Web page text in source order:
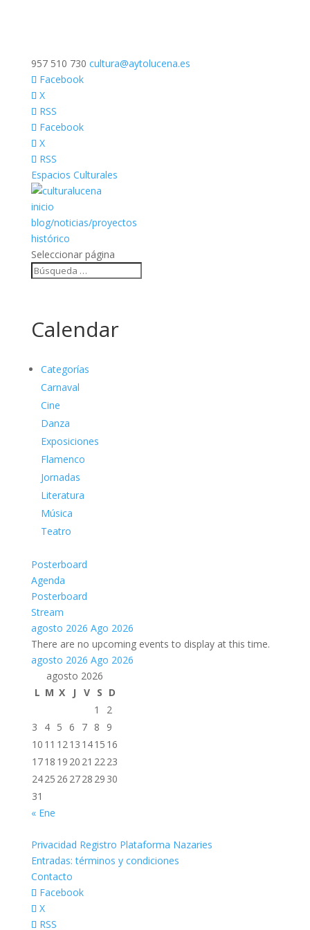
957 510 730 cultura@aytolucena.es
Facebook
X
RSS
Facebook
X
RSS
Espacios Culturales
inicio
blog/noticias/proyectos
histórico
Seleccionar página
Calendar
Categorías
Carnaval
Cine
Danza
Exposiciones
Flamenco
Jornadas
Literatura
Música
Teatro
Posterboard
Agenda
Posterboard
Stream
agosto 2026 Ago 2026
There are no upcoming events to display at this time.
agosto 2026 Ago 2026
agosto 2026
L M X J V S D
1
2
3
4 5 6 7 8
9
10 11 1213 1415 16
1718 19 20 21 2223
2425 26 2728 29 30
31
« Ene
Privacidad Registro Plataforma Nazaries
Entradas: términos y condiciones
Contacto
Facebook
X
RSS